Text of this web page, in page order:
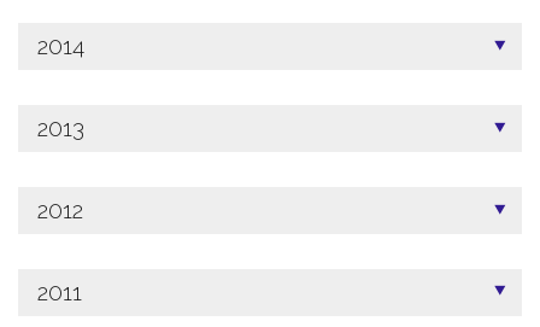
2014
2013
2012
2011